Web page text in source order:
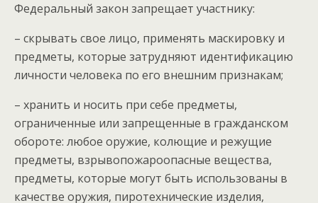
Федеральный закон запрещает участнику:
– скрывать свое лицо, применять маскировку и
предметы, которые затрудняют идентификацию
личности человека по его внешним признакам;
– хранить и носить при себе предметы,
ограниченные или запрещенные в гражданском
обороте: любое оружие, колющие и режущие
предметы, взрывопожароопасные вещества,
предметы, которые могут быть использованы в
качестве оружия, пиротехнические изделия,